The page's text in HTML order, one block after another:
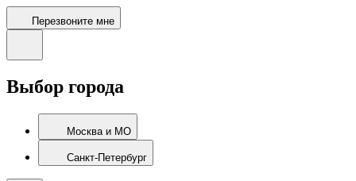
Перезвоните мне
Выбор города
Москва и МО
Санкт-Петербург